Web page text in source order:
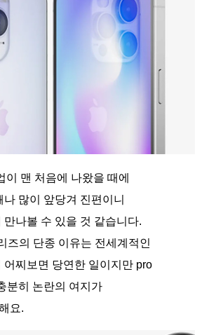
이 맨 처음에 나왔을 때에
많이 앞당겨 진편이니
만나볼 수 있을 것 같습니다.
즈의 단종 이유는 전세계적인
어찌보면 당연한 일이지만 pro
분히 논란의 여지가
요.